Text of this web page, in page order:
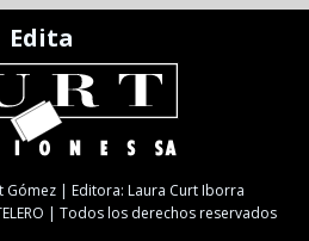
Edita
Gómez | Editora: Laura Curt Iborra
| Todos los derechos reservados